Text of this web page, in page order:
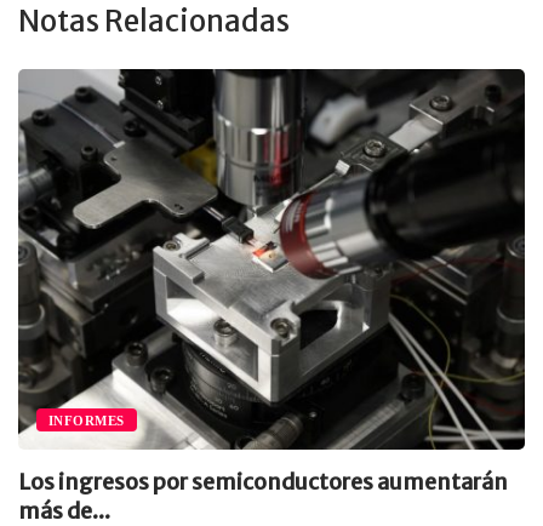
Notas Relacionadas
INFORMES
Los ingresos por semiconductores aumentarán
más de...